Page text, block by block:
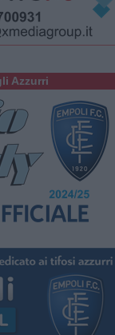
Azzurri